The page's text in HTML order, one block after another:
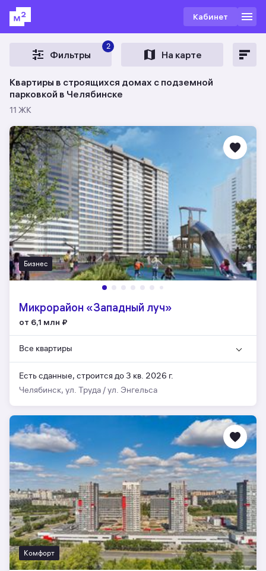
Кабинет
Фильтры
2
На карте
Квартиры в строящихся домах с подземной
парковкой в Челябинске
11 ЖК
Бизнес
Микрорайон «Западный луч»
от 6,1 млн ₽
Все квартиры
Есть сданные, строится до 3 кв. 2026 г.
Челябинск, ул. Труда / ул. Энгельса
Комфорт